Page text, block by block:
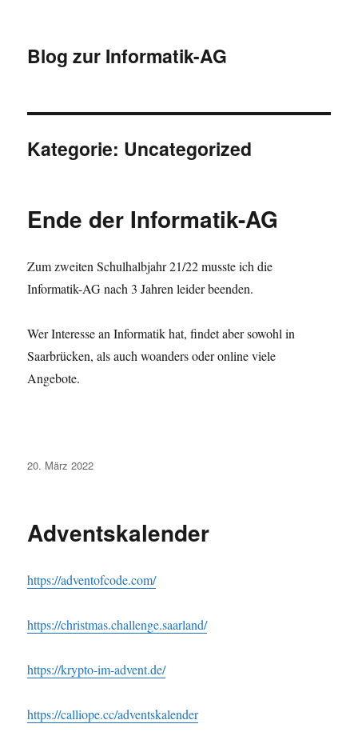
Blog zur Informatik-AG
Kategorie: Uncategorized
Ende der Informatik-AG
Zum zweiten Schulhalbjahr 21/22 musste ich die
Informatik-AG nach 3 Jahren leider beenden.
Wer Interesse an Informatik hat, findet aber sowohl in
Saarbrücken, als auch woanders oder online viele
Angebote.
Veröffentlicht
20. März 2022
Adventskalender
https://adventofcode.com/
https://christmas.challenge.saarland/
https://krypto-im-advent.de/
https://calliope.cc/adventskalender